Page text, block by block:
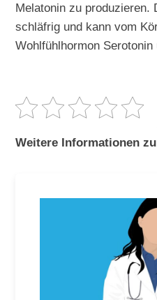
Melatonin zu produzieren.
schläfrig und kann vom
Wohlfühlhormon
Weitere Informationen